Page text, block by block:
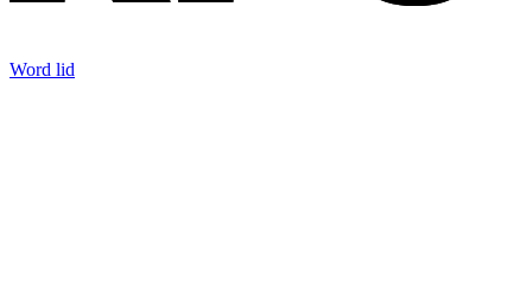
Word lid